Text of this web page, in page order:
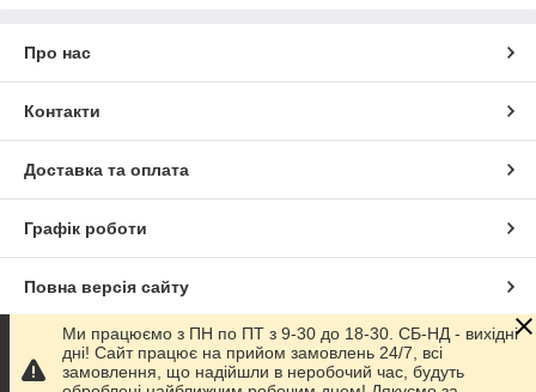
Про нас
Контакти
Доставка та оплата
Графік роботи
Повна версія сайту
Сайт створено на маркетплейсіProm.ua
Ми працюємо з ПН по ПТ з 9-30 до 18-30. СБ-НД - вихідні
дні! Сайт працює на прийом замовлень 24/7, всі
замовлення, що надійшли в неробочий час, будуть